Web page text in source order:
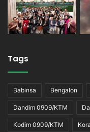
Tags
Babinsa Bengalon
Dandim 0909/KTM
Kodim 0909/KTM